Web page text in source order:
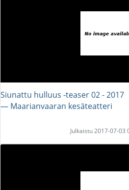
Siunattu hulluus -teaser 02 - 2017
― Maarianvaaran kesäteatteri
Julkaistu 2017-07-